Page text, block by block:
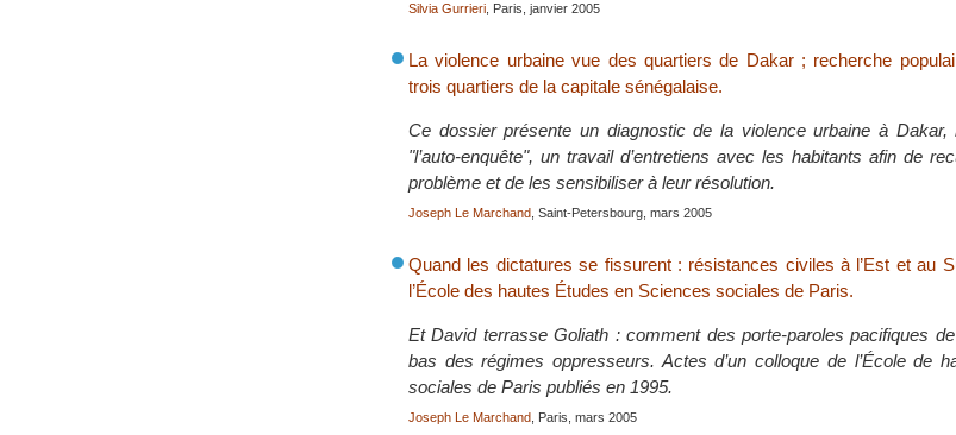
Silvia Gurrieri , Paris, janvier 2005
La violence urbaine vue des quartiers de Dakar ; recherche
trois quartiers de la capitale sénégalaise.
Ce dossier présente un diagnostic de la violence urbaine à
"l’auto-enquête", un travail d’entretiens avec les habitants afin de
problème et de les sensibiliser à leur résolution.
Joseph Le Marchand , Saint-Petersbourg, mars 2005
Quand les dictatures se fissurent : résistances civiles à l’Est et au
l’École des hautes Études en Sciences sociales de Paris.
Et David terrasse Goliath : comment des porte-paroles pacifiques
bas des régimes oppresseurs. Actes d’un colloque de l’École de
sociales de Paris publiés en 1995.
Joseph Le Marchand , Paris, mars 2005